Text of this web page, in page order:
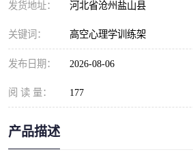
发货地址： 河北省沧州盐山县
关键词： 高空心理学训练架
发布日期： 2026-08-06
阅 读 量： 177
产品描述